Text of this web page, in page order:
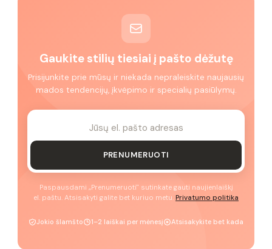
Gaukite stilių tiesiai į pašto dėžutę
Prisijunkite prie mūsų ir niekada nepraleiskite naujausių
mados tendencijų, įkvėpimo ir specialių pasiūlymų.
PRENUMERUOTI
Paspausdami „Prenumeruoti" sutinkate gauti naujienlaiškį
el. paštu. Atsisakyti galite bet kuriuo metu. Privatumo politika
Jokio šlamšto 1–2 laiškai per mėnesį Atsisakykite bet kada